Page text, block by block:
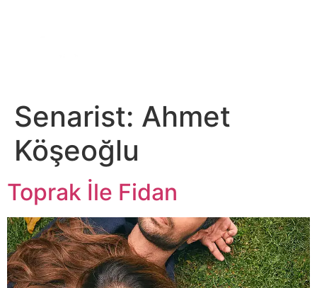
Senarist: Ahmet
Köşeoğlu
Toprak İle Fidan